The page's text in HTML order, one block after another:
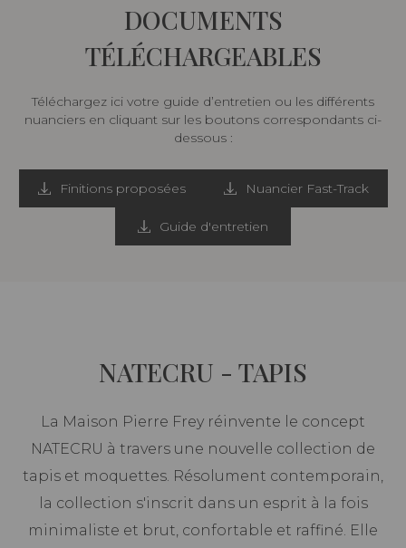
DOCUMENTS
TÉLÉCHARGEABLES
Téléchargez ici votre guide d’entretien ou les différents
nuanciers en cliquant sur les boutons correspondants ci-
dessous :
Finitions proposées Nuancier Fast-Track
Guide d'entretien
NATECRU - TAPIS
La Maison Pierre Frey réinvente le concept
NATECRU à travers une nouvelle collection de
tapis et moquettes. Résolument contemporain,
la collection s'inscrit dans un esprit à la fois
minimaliste et brut, confortable et raffiné. Elle